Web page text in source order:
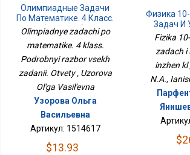
Олимпиадные Задачи
По Математике. 4 Класс.
Подробный Разбор Всех
Заданий. Ответы
Olimpiadnye zadachi po
matematike. 4 klass.
Podrobnyi razbor vsekh
zadanii. Otvety , Uzorova
Ol'ga Vasil'evna
Узорова Ольга
Васильевна
Артикул: 1514617
$13.93
Физика
Задач И
Fizika
zadach i
inzhen kl
N.A.,